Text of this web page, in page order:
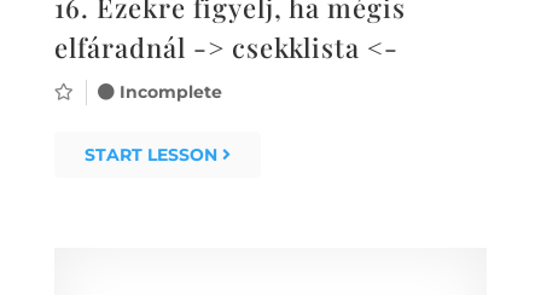
elfáradnál -> csekklista <-
Incomplete
START LESSON